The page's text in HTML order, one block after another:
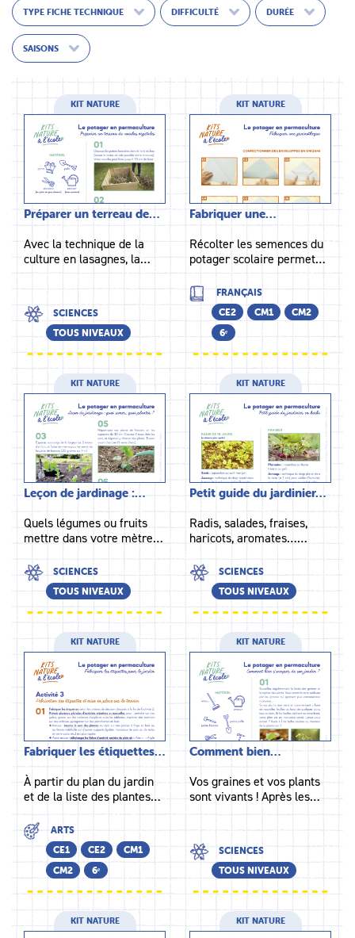
TYPE FICHE TECHNIQUE DIFFICULTÉ DURÉE
SAISONS
KIT NATURE
Préparer un terreau de…
Avec la technique de la
culture en lasagnes, la…
SCIENCES
TOUS NIVEAUX
KIT NATURE
Fabriquer une…
Récolter les semences du
potager scolaire permet…
FRANÇAIS
CE2
CM1
CM2
6ᵉ
KIT NATURE
Leçon de jardinage :…
Quels légumes ou fruits
mettre dans votre mètre…
SCIENCES
TOUS NIVEAUX
KIT NATURE
Petit guide du jardinier…
Radis, salades, fraises,
haricots, aromates……
SCIENCES
TOUS NIVEAUX
KIT NATURE
Fabriquer les étiquettes…
À partir du plan du jardin
et de la liste des plantes…
ARTS
CE1
CE2
CM1
CM2
6ᵉ
KIT NATURE
Comment bien…
Vos graines et vos plants
sont vivants ! Après les…
SCIENCES
TOUS NIVEAUX
KIT NATURE KIT NATURE